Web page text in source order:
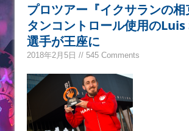
プロツアー『イクサランの
タンコントロール使用の
選手が王座に
2018年2月5日 // 545 Comments